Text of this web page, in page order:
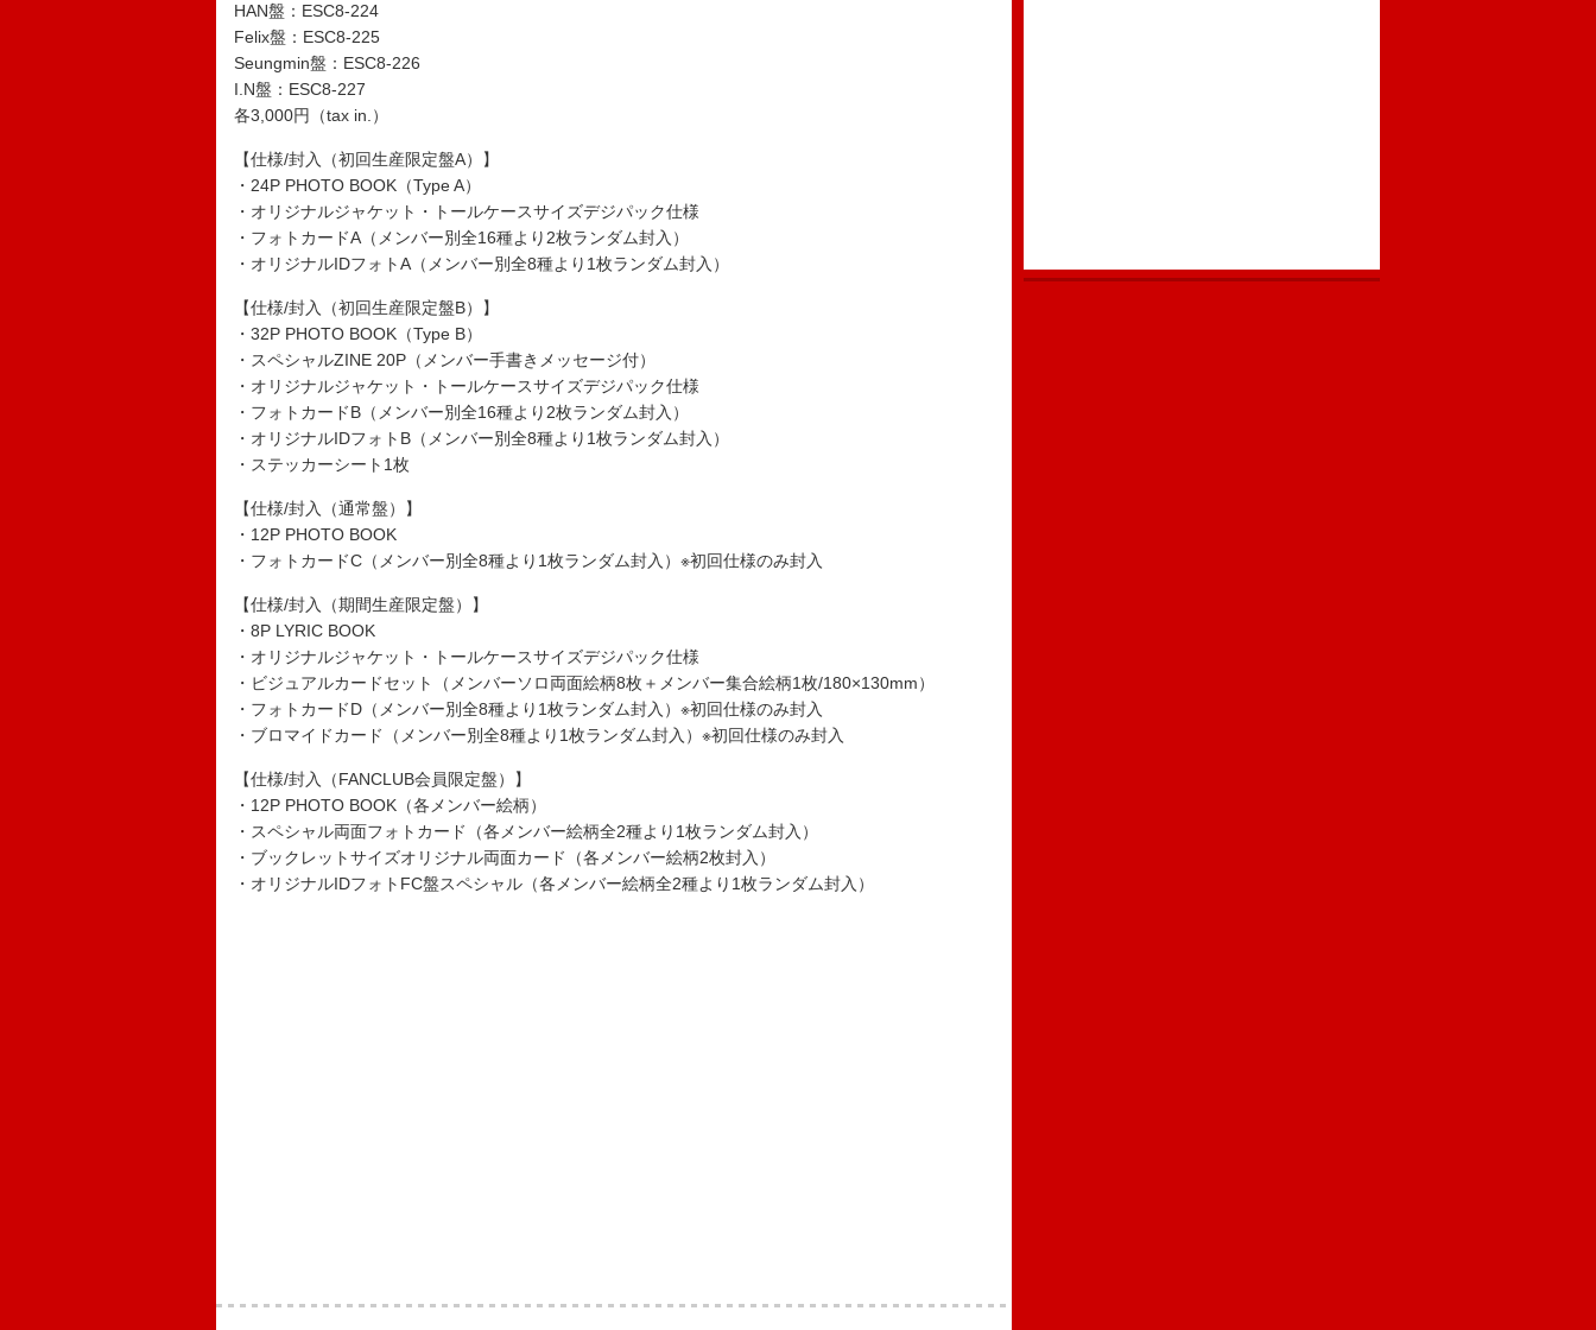
HAN盤：ESC8-224
Felix盤：ESC8-225
Seungmin盤：ESC8-226
I.N盤：ESC8-227
各3,000円（tax in.）
【仕様/封入（初回生産限定盤A）】
・24P PHOTO BOOK（Type A）
・オリジナルジャケット・トールケースサイズデジパック仕様
・フォトカードA（メンバー別全16種より2枚ランダム封入）
・オリジナルIDフォトA（メンバー別全8種より1枚ランダム封入）
【仕様/封入（初回生産限定盤B）】
・32P PHOTO BOOK（Type B）
・スペシャルZINE 20P（メンバー手書きメッセージ付）
・オリジナルジャケット・トールケースサイズデジパック仕様
・フォトカードB（メンバー別全16種より2枚ランダム封入）
・オリジナルIDフォトB（メンバー別全8種より1枚ランダム封入）
・ステッカーシート1枚
【仕様/封入（通常盤）】
・12P PHOTO BOOK
・フォトカードC（メンバー別全8種より1枚ランダム封入）※初回仕様のみ封入
【仕様/封入（期間生産限定盤）】
・8P LYRIC BOOK
・オリジナルジャケット・トールケースサイズデジパック仕様
・ビジュアルカードセット（メンバーソロ両面絵柄8枚＋メンバー集合絵柄1枚/180×130mm）
・フォトカードD（メンバー別全8種より1枚ランダム封入）※初回仕様のみ封入
・ブロマイドカード（メンバー別全8種より1枚ランダム封入）※初回仕様のみ封入
【仕様/封入（FANCLUB会員限定盤）】
・12P PHOTO BOOK（各メンバー絵柄）
・スペシャル両面フォトカード（各メンバー絵柄全2種より1枚ランダム封入）
・ブックレットサイズオリジナル両面カード（各メンバー絵柄2枚封入）
・オリジナルIDフォトFC盤スペシャル（各メンバー絵柄全2種より1枚ランダム封入）